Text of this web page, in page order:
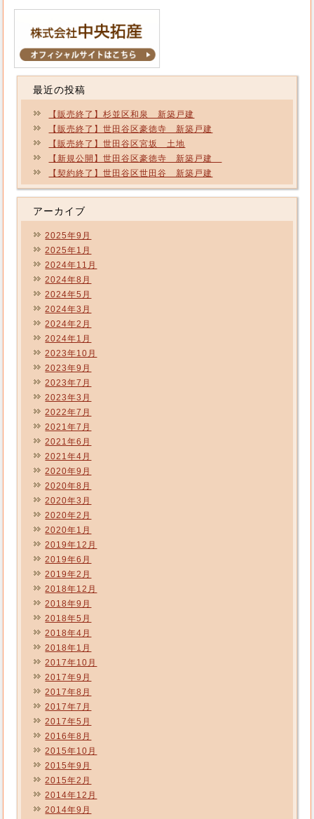
最近の投稿
【販売終了】杉並区和泉 新築戸建
【販売終了】世田谷区豪徳寺 新築戸建
【販売終了】世田谷区宮坂 土地
【新規公開】世田谷区豪徳寺 新築戸建
【契約終了】世田谷区世田谷 新築戸建
アーカイブ
2025年9月
2025年1月
2024年11月
2024年8月
2024年5月
2024年3月
2024年2月
2024年1月
2023年10月
2023年9月
2023年7月
2023年3月
2022年7月
2021年7月
2021年6月
2021年4月
2020年9月
2020年8月
2020年3月
2020年2月
2020年1月
2019年12月
2019年6月
2019年2月
2018年12月
2018年9月
2018年5月
2018年4月
2018年1月
2017年10月
2017年9月
2017年8月
2017年7月
2017年5月
2016年8月
2015年10月
2015年9月
2015年2月
2014年12月
2014年9月